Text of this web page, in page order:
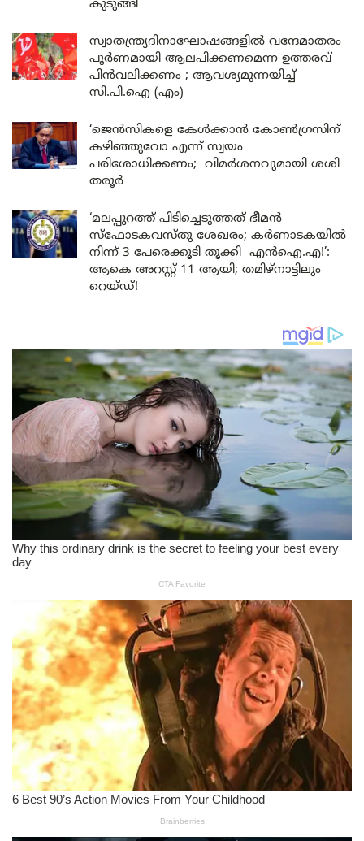
കുടുങ്ങി
സ്വാതന്ത്ര്യദിനാഘോഷങ്ങളിൽ വന്ദേമാതരം
പൂർണമായി ആലപിക്കണമെന്ന ഉത്തരവ്
പിൻവലിക്കണം ; ആവശ്യമുന്നയിച്ച്
സി.പി.ഐ (എം)
‘ജെൻസികളെ കേൾക്കാൻ കോൺഗ്രസിന്
കഴിഞ്ഞുവോ എന്ന് സ്വയം
പരിശോധിക്കണം; വിമർശനവുമായി ശശി
തരൂർ
‘മലപ്പുറത്ത് പിടിച്ചെടുത്തത് ഭീമൻ
സ്ഫോടകവസ്തു ശേഖരം; കർണാടകയിൽ
നിന്ന് 3 പേരെക്കൂടി തൂക്കി എൻഐ.എ!’:
ആകെ അറസ്റ്റ് 11 ആയി; തമിഴ്‌നാട്ടിലും
റെയ്ഡ്!